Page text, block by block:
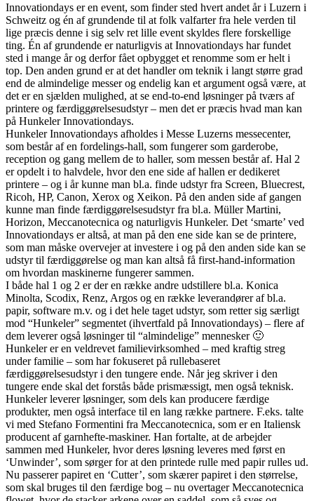
Innovationdays er en event, som finder sted hvert andet år i Luzern i
Schweitz og én af grundende til at folk valfarter fra hele verden til
lige præcis denne i sig selv ret lille event skyldes flere forskellige
ting. Én af grundende er naturligvis at Innovationdays har fundet
sted i mange år og derfor fået opbygget et renomme som er helt i
top. Den anden grund er at det handler om teknik i langt større grad
end de almindelige messer og endelig kan et argument også være, at
det er en sjælden mulighed, at se end-to-end løsninger på tværs af
printere og færdiggørelsesudstyr – men det er præcis hvad man kan
på Hunkeler Innovationdays.
Hunkeler Innovationdays afholdes i Messe Luzerns messecenter,
som består af en fordelings-hall, som fungerer som garderobe,
reception og gang mellem de to haller, som messen består af. Hal 2
er opdelt i to halvdele, hvor den ene side af hallen er dedikeret
printere – og i år kunne man bl.a. finde udstyr fra Screen, Bluecrest,
Ricoh, HP, Canon, Xerox og Xeikon. På den anden side af gangen
kunne man finde færdiggørelsesudstyr fra bl.a. Müller Martini,
Horizon, Meccanotecnica og naturligvis Hunkeler. Det ‘smarte’ ved
Innovationdays er altså, at man på den ene side kan se de printere,
som man måske overvejer at investere i og på den anden side kan se
udstyr til færdiggørelse og man kan altså få first-hand-information
om hvordan maskinerne fungerer sammen.
I både hal 1 og 2 er der en række andre udstillere bl.a. Konica
Minolta, Scodix, Renz, Argos og en række leverandører af bl.a.
papir, software m.v. og i det hele taget udstyr, som retter sig særligt
mod “Hunkeler” segmentet (ihvertfald på Innovationdays) – flere af
dem leverer også løsninger til “almindelige” mennesker 🙂
Hunkeler er en veldrevet familievirksomhed – med kraftig streg
under familie – som har fokuseret på rullebaseret
færdiggørelsesudstyr i den tungere ende. Når jeg skriver i den
tungere ende skal det forstås både prismæssigt, men også teknisk.
Hunkeler leverer løsninger, som dels kan producere færdige
produkter, men også interface til en lang række partnere. F.eks. talte
vi med Stefano Formentini fra Meccanotecnica, som er en Italiensk
producent af garnhefte-maskiner. Han fortalte, at de arbejder
sammen med Hunkeler, hvor deres løsning leveres med først en
‘Unwinder’, som sørger for at den printede rulle med papir rulles ud.
Nu passerer papiret en ‘Cutter’, som skærer papiret i den størrelse,
som skal bruges til den færdige bog – nu overtager Meccanotecnica